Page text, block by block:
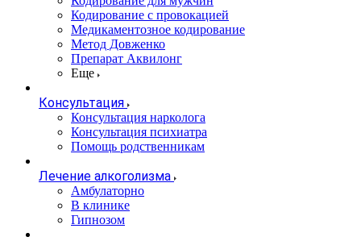
Кодирование с провокацией
Медикаментозное кодирование
Метод Довженко
Препарат Аквилонг
Еще
Консультация
Консультация нарколога
Консультация психиатра
Помощь родственникам
Лечение алкоголизма
Амбулаторно
В клинике
Гипнозом